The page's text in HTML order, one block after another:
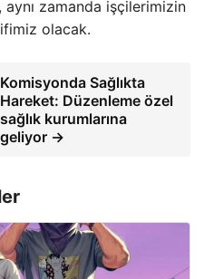
zamanda işçilerimizin
olacak.
Komisyonda Sağlıkta
Hareket: Düzenleme özel
sağlık kurumlarına
geliyor →